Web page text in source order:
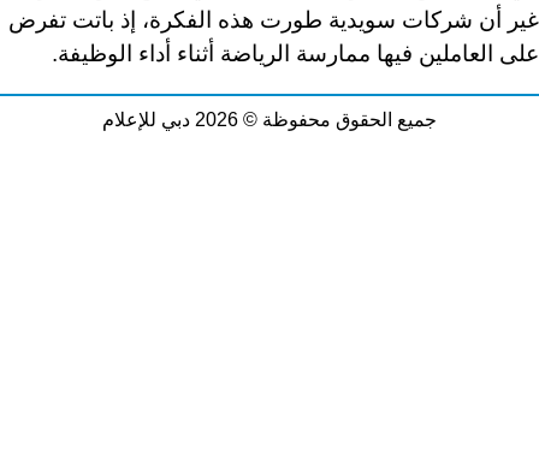
غير أن شركات سويدية طورت هذه الفكرة، إذ باتت تفرض
على العاملين فيها ممارسة الرياضة أثناء أداء الوظيفة.
جميع الحقوق محفوظة © 2026 دبي للإعلام